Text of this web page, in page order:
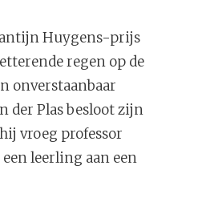
Huygens-prijs
regen op de
onverstaanbaar
der Plas besloot zijn
vroeg professor
leerling aan een